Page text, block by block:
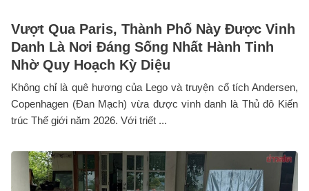
Vượt Qua Paris, Thành Phố Này Được Vinh
Danh Là Nơi Đáng Sống Nhất Hành Tinh
Nhờ Quy Hoạch Kỳ Diệu
Không chỉ là quê hương của Lego và truyện cổ tích Andersen,
Copenhagen (Đan Mạch) vừa được vinh danh là Thủ đô Kiến
trúc Thế giới năm 2026. Với triết ...